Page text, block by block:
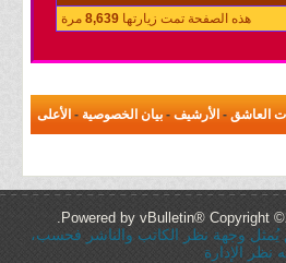
هذه الصفحة تمت زيارتها 8,639 مرة
العاشق - الأرشيف - بيان الخصوصية - الأعلى
Powered by vBulletin® Copyright
وجهة نظر الكاتب والناشر فحسب،
نظر الإدارة